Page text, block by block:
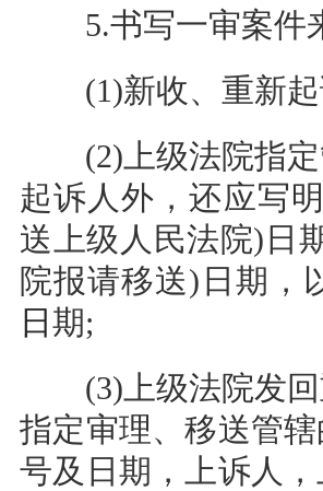
5.书写一审案件
(1)新收、重新起
(2)上级法院指定
起诉人外，还应写
送上级人民法院)日
院报请移送)日期，
日 期;
(3)上级法院发回
指定审理、移送管
号及日期，上诉人